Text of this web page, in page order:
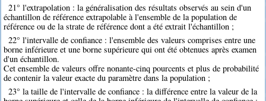
21° l'extrapolation : la généralisation des résultats observés au sein d'un
échantillon de référence extrapolable à l'ensemble de la population de
référence ou de la strate de référence dont a été extrait l'échantillon ;
22° l'intervalle de confiance : l'ensemble des valeurs comprises entre une
borne inférieure et une borne supérieure qui ont été obtenues après examen
d'un échantillon.
Cet ensemble de valeurs offre nonante-cinq pourcents et plus de probabilité
de contenir la valeur exacte du paramètre dans la population ;
23° la taille de l'intervalle de confiance : la différence entre la valeur de la